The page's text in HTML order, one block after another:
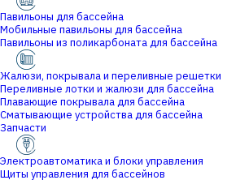
Павильоны для бассейна
Мобильные павильоны для бассейна
Павильоны из поликарбоната для бассейна
Жалюзи, покрывала и переливные решетки
Переливные лотки и жалюзи для бассейна
Плавающие покрывала для бассейна
Сматывающие устройства для бассейна
Запчасти
Электроавтоматика и блоки управления
Щиты управления для бассейнов